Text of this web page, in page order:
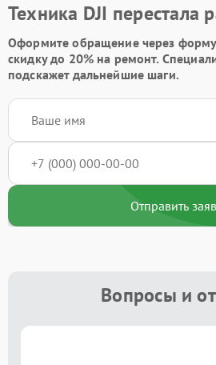
Техника DJI перестала
Оформите обращение через форму
скидку до 20%на ремонт.
подскажет дальнейшие шаги.
Отправить
Вопросы и